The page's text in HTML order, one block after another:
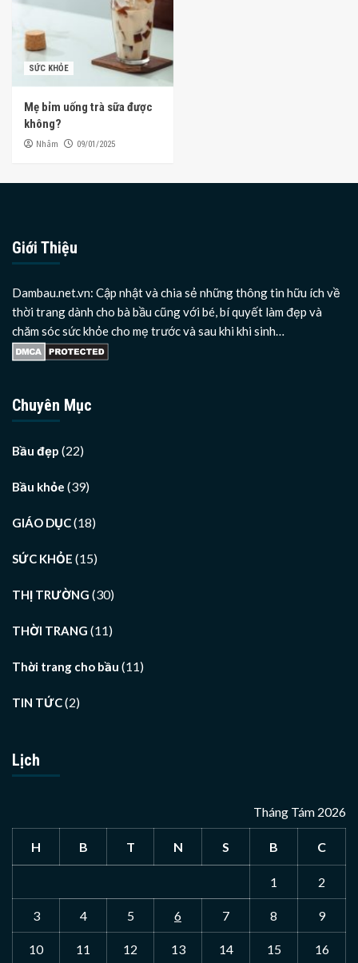
SỨC KHỎE
Mẹ bỉm uống trà sữa được
không?
Nhâm 09/01/2025
Giới Thiệu
Dambau.net.vn: Cập nhật và chia sẻ những thông tin hữu ích về
thời trang dành cho bà bầu cũng với bé, bí quyết làm đẹp và
chăm sóc sức khỏe cho mẹ trước và sau khi khi sinh…
Chuyên Mục
Bầu đẹp (22)
Bầu khỏe (39)
GIÁO DỤC(18)
SỨC KHỎE (15)
THỊ TRƯỜNG (30)
THỜI TRANG (11)
Thời trang cho bầu (11)
TIN TỨC(2)
Lịch
Tháng Tám 2026
H B T N S B C
1 2
3 4 5 6 7 8 9
10 11 12 13 14 15 16